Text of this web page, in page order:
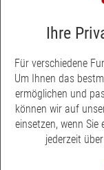
Schulrucksack
Setinhalt:
von Eberhard
Plüschanhänger
Ausgezeichnet mit
Ihre
Für verschiedene
Um Ihnen das
ermöglichen und
können wir auf
einsetzen, wenn Sie
jederzeit